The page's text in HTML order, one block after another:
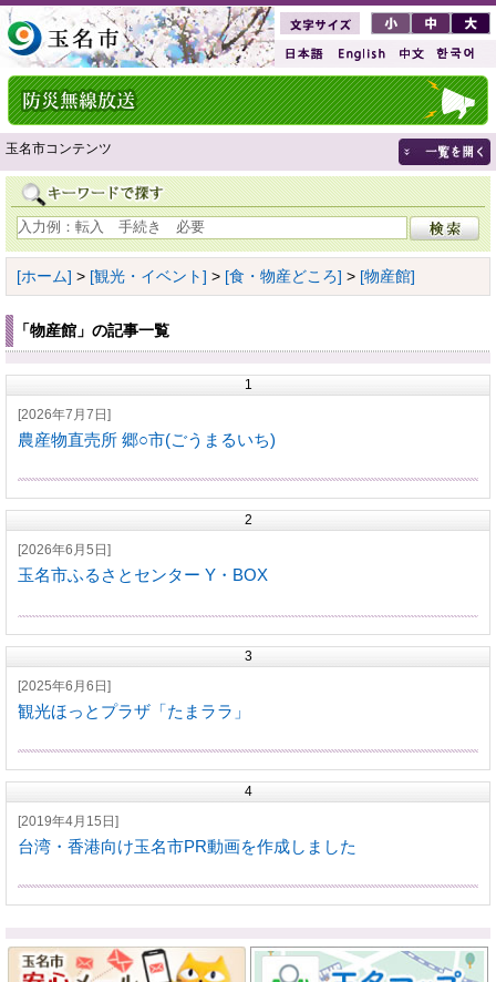
玉名市コンテンツ
[ホーム] > [観光・イベント] > [食・物産どころ] > [物産館]
「物産館」の記事一覧
1
[2026年7月7日]
農産物直売所 郷○市(ごうまるいち)
2
[2026年6月5日]
玉名市ふるさとセンター Y・BOX
3
[2025年6月6日]
観光ほっとプラザ「たまララ」
4
[2019年4月15日]
台湾・香港向け玉名市PR動画を作成しました